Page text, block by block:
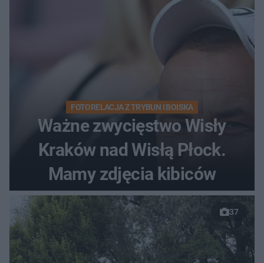
FOTORELACJA Z TRYBUN I BOISKA
Ważne zwycięstwo Wisły
Kraków nad Wisłą Płock.
Mamy zdjęcia kibiców
37